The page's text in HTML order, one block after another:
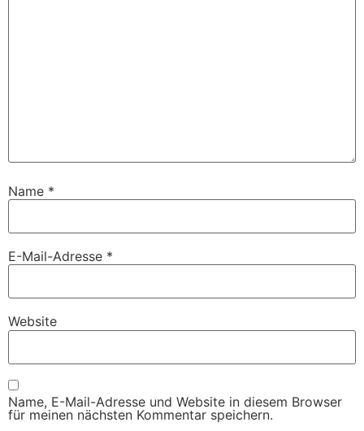
Name *
E-Mail-Adresse *
Website
Name, E-Mail-Adresse und Website in diesem Browser
für meinen nächsten Kommentar speichern.